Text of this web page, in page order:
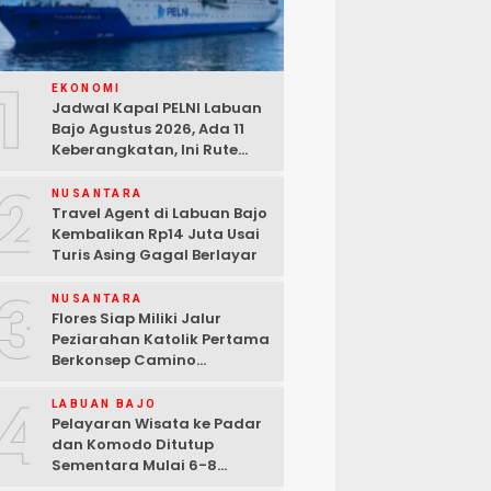
EKONOMI
Jadwal Kapal PELNI Labuan
Bajo Agustus 2026, Ada 11
Keberangkatan, Ini Rute
NUSANTARA
Travel Agent di Labuan Bajo
Kembalikan Rp14 Juta Usai
Turis Asing Gagal Berlayar
NUSANTARA
Flores Siap Miliki Jalur
Peziarahan Katolik Pertama
Berkonsep Camino
LABUAN BAJO
Pelayaran Wisata ke Padar
dan Komodo Ditutup
Sementara Mulai 6-8